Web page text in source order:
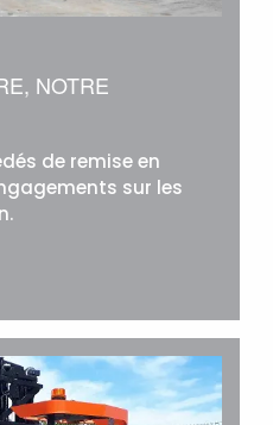
NOTRE
de remise en
sur les